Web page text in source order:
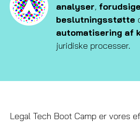
analyser,
beslutningsstøtte
automatisering af
juridiske processer.
Legal Tech Boot Camp er vores